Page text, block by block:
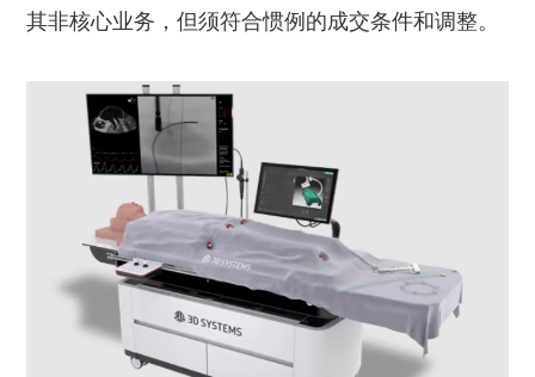
其非核心业务，但须符合惯例的成交条件和调整。